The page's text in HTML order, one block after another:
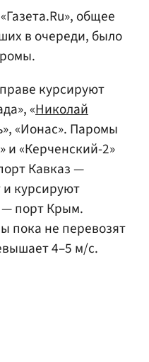
«Газета.Ru», общее
в очереди, было
курсируют
«Николай
«Ионас». Паромы
и «Керченский-2»
Кавказ —
курсируют
— порт Крым.
пока не перевозят
4–5 м/с.